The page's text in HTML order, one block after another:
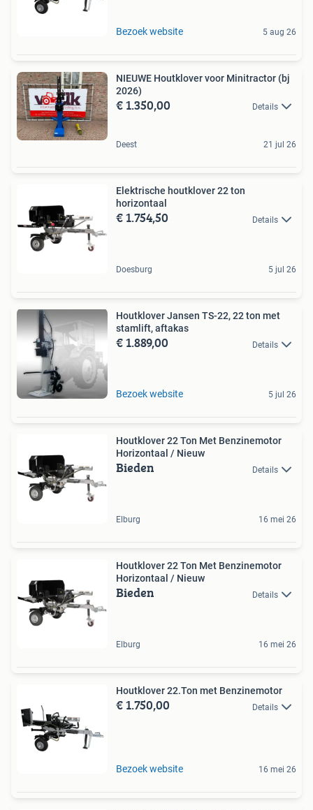
Bezoek website 5 aug 26
NIEUWE Houtklover voor Minitractor (bj
2026)
€ 1.350,00 Details
Deest 21 jul 26
Elektrische houtklover 22 ton
horizontaal
€ 1.754,50 Details
Doesburg 5 jul 26
Houtklover Jansen TS-22, 22 ton met
stamlift, aftakas
€ 1.889,00 Details
Bezoek website 5 jul 26
Houtklover 22 Ton Met Benzinemotor
Horizontaal / Nieuw
Bieden Details
Elburg 16 mei 26
Houtklover 22 Ton Met Benzinemotor
Horizontaal / Nieuw
Bieden Details
Elburg 16 mei 26
Houtklover 22.Ton met Benzinemotor
€ 1.750,00 Details
Bezoek website 16 mei 26